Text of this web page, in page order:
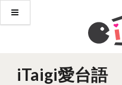
iTaigi愛台語